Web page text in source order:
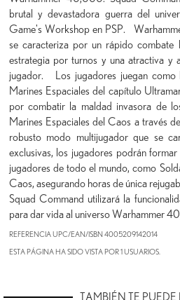
brutal y devastadora guerra del
Game's Workshop en PSP.
se caracteriza por un rápido combate
estrategia por turnos y una atractiva y
jugador. Los jugadores juegan como
Marines Espaciales del capítulo
por combatir la maldad invasora de
Marines Espaciales del Caos a través
robusto modo multijugador que se
exclusivas, los jugadores podrán
jugadores de todo el mundo, como
Caos, asegurando horas de única
Squad Command utilizará la
para dar vida al universo Warhammer
REFERENCIA UPC/EAN/ISBN 4005209142014
ESTA PÁGINA HA SIDO VISTA POR 1 USUARIOS.
TAMBIÉN TE PUEDE